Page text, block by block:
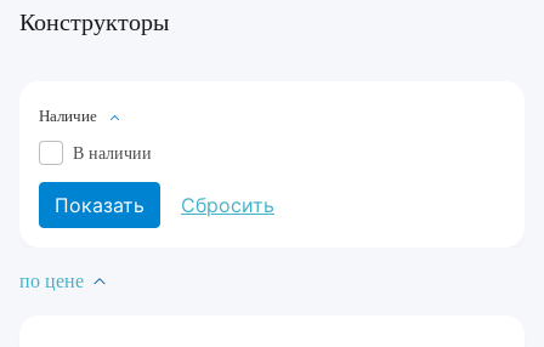
Конструкторы
Наличие
В наличии
по цене